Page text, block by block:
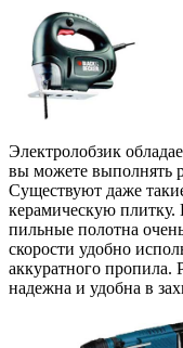
Электролобзик
вы можете выполнять
Существуют даже
керамическую
пильные полотна
скорости удобно
аккуратного пропила.
надежна и удобна в